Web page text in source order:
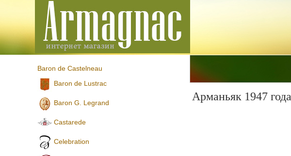
Baron de Castelneau
Baron de Lustrac
Baron G. Legrand
Castarede
Celebration
Арманьяк 1947 года